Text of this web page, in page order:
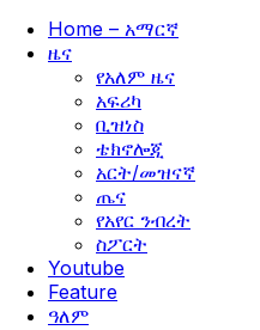
Home – አማርኛ
ዜና
የአለም ዜና
አፍሪካ
ቢዝነስ
ቴክኖሎጂ
አርት/መዝናኛ
ጤና
የአየር ንብረት
ስፖርት
Youtube
Feature
ዓለም